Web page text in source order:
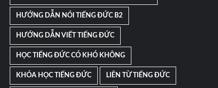
HƯỚNG DẪN NÓI TIẾNG ĐỨC B2
HƯỚNG DẪN VIẾT TIẾNG ĐỨC
HỌC TIẾNG ĐỨC CÓ KHÓ KHÔNG
KHÓA HỌC TIẾNG ĐỨC LIÊN TỪ TIẾNG ĐỨC